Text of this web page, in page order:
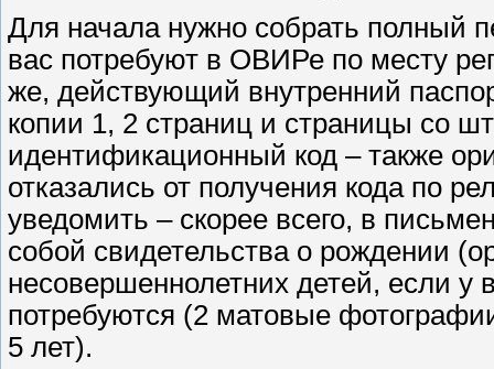
Для начала нужно собрать полный
вас потребуют в ОВИРе по месту
же, действующий внутренний
копии 1, 2 страниц и страницы со
идентификационный код – также
отказались от получения кода по
уведомить – скорее всего, в
собой свидетельства о рождении
несовершеннолетних детей, если у
потребуются (2 матовые
5 лет).